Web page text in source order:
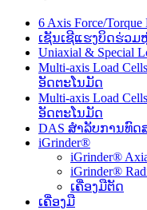
6 Axis Force/Torque
ເຊັນເຊີແຮງບິດຮ່ວມ
Uniaxial & Special
Multi-axis Load
ອັດຕະໂນມັດ
Multi-axis Load
ອັດຕະໂນມັດ
DAS ສໍາລັບການທົ
iGrinder®
iGrinder®
iGrinder®
ເຄື່ອງມືຕັດ
ເຄື່ອງມື